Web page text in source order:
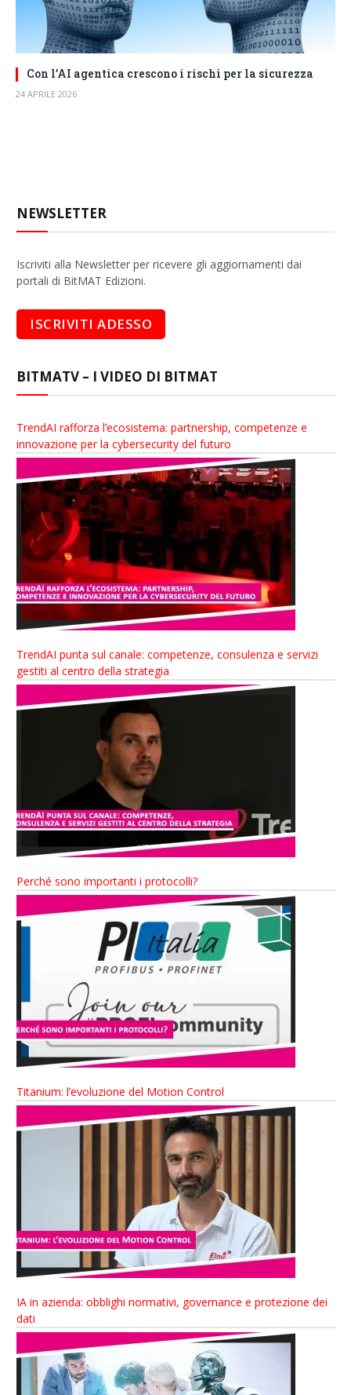
Con l’AI agentica crescono i rischi per la sicurezza
24 APRILE 2026
NEWSLETTER
Iscriviti alla Newsletter per ricevere gli aggiornamenti dai
portali di BitMAT Edizioni.
BITMATV – I VIDEO DI BITMAT
TrendAI rafforza l’ecosistema: partnership, competenze e
innovazione per la cybersecurity del futuro
TrendAI punta sul canale: competenze, consulenza e servizi
gestiti al centro della strategia
Perché sono importanti i protocolli?
Titanium: l’evoluzione del Motion Control
IA in azienda: obblighi normativi, governance e protezione dei
dati